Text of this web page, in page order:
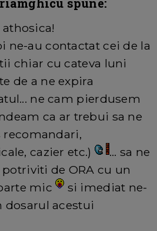
ne-au contactat cei de la
chiar cu cateva luni
de a ne expira
ne cam pierdusem
ca ar trebui sa ne
recomandari,
cazier etc.)
... sa ne
de ORA cu un
mic
si imediat ne-
dosarul acestui